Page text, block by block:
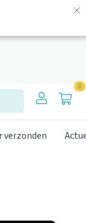
×
0
verzonden